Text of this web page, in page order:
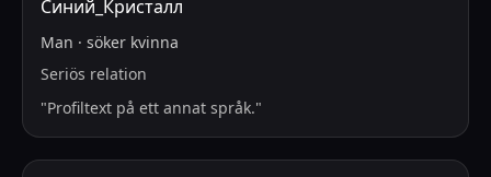
Синий_Кристалл
Man · söker kvinna
Seriös relation
"Profiltext på ett annat språk."